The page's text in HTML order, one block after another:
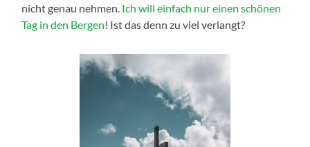
nicht genau nehmen. Ich will einfach nur einen schönen
Tag in den Bergen! Ist das denn zu viel verlangt?